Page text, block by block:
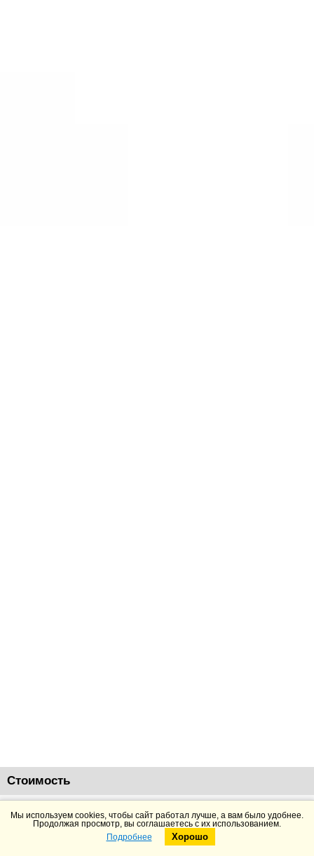
Стоимость
18000 руб. Добавить в корзину Подробнее
Telegram
Мы используем cookies, чтобы сайт работал лучше, а вам было удобнее.
Продолжая просмотр, вы соглашаетесь с их использованием.
Подробнее
Хорошо